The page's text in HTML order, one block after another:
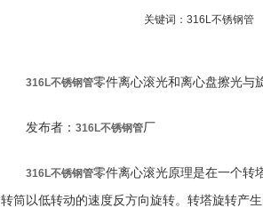
关键词：316L不锈钢管​
316L不锈钢管零件离心滚光和离心盘擦光与
发布者： 316L不锈钢管厂
316L不锈钢管零件离心滚光原理是在一个转
转筒以低转动的速度反方向旋转。转塔旋转产